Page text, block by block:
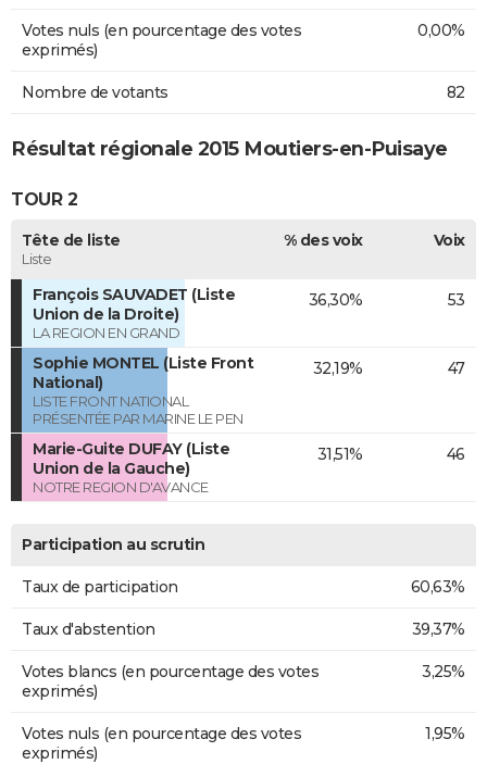
Votes nuls (en pourcentage des votes
exprimés)
0,00%
Nombre de votants 82
Résultat régionale 2015 Moutiers-en-Puisaye
TOUR 2
Tête de liste
Liste
% des voix Voix
François SAUVADET (Liste
Union de la Droite)
LA REGION EN GRAND
36,30% 53
Sophie MONTEL (Liste Front
National)
LISTE FRONT NATIONAL
PRÉSENTÉE PAR MARINE LE PEN
32,19% 47
Marie-Guite DUFAY (Liste
Union de la Gauche)
NOTRE REGION D'AVANCE
31,51% 46
Participation au scrutin
Taux de participation 60,63%
Taux d'abstention 39,37%
Votes blancs (en pourcentage des votes
exprimés)
3,25%
Votes nuls (en pourcentage des votes
exprimés)
1,95%